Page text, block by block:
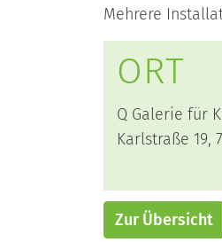
Mehrere
ORT
Q Galerie für
Karlstraße 19,
Zur Übersicht